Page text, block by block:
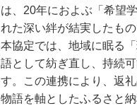
は、20年におよぶ「希望
れた深い絆が結実したもの
本協定では、地域に眠る
語として紡ぎ直し、持続
す。この連携により、返
物語を軸としたふるさと